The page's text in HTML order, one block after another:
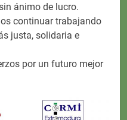
ánimo de lucro.
continuar trabajando
justa, solidaria e
por un futuro mejor